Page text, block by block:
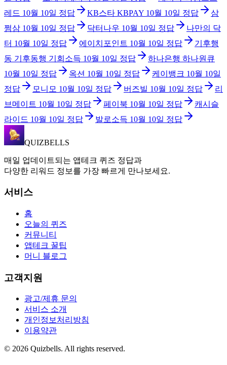
레드 10월 10일 정답 KB스타 KBPAY 10월 10일 정답
삼
쩜삼 10월 10일 정답 닥터나우 10월 10일 정답
나만의 닥
터 10월 10일 정답 에이치포인트 10월 10일 정답
기후행
동 기후동행 기회소득 10월 10일 정답
하나은행 하나원큐
10월 10일 정답 옥션 10월 10일 정답 케이뱅크 10월 10일
정답
모니모 10월 10일 정답 버즈빌 10월 10일 정답
리
브메이트 10월 10일 정답 페이북 10월 10일 정답
캐시슬
라이드 10월 10일 정답 발로소득 10월 10일 정답
QUIZBELLS
매일 업데이트되는 앱테크 퀴즈 정답과
다양한 리워드 정보를 가장 빠르게 만나보세요.
서비스
홈
오늘의 퀴즈
커뮤니티
앱테크 꿀팁
머니 블로그
고객지원
광고/제휴 문의
서비스 소개
개인정보처리방침
이용약관
© 2026 Quizbells. All rights reserved.